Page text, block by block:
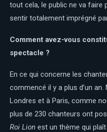
tout cela, le public ne va faire
sentir totalement imprégné
Comment avez-vous
spectacle ?
En ce qui concerne les
commencé il y a plus d’un
Londres et à Paris, comme
plus de 230 chanteurs ont
Roi Lion est un thème qui